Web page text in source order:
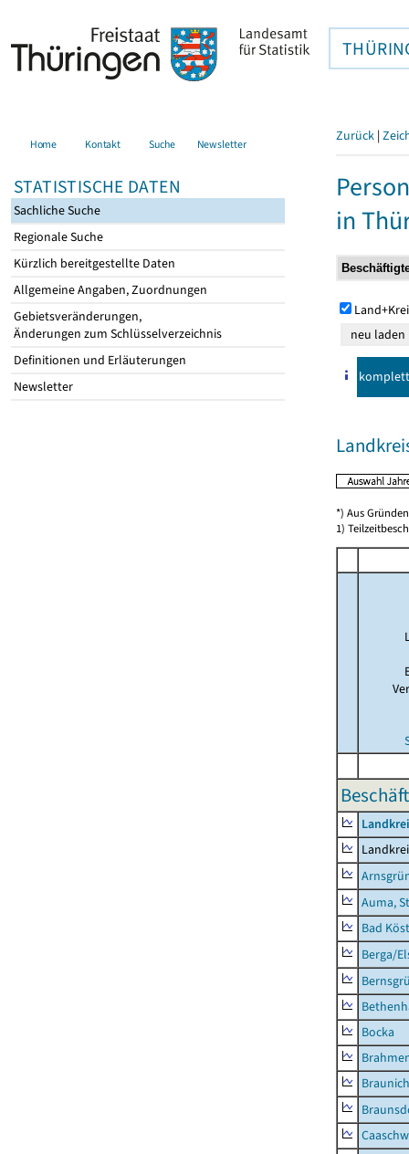
Home Kontakt Suche Newsletter
STATISTISCHE DATEN
Sachliche Suche
Regionale Suche
Kürzlich bereitgestellte Daten
Allgemeine Angaben, Zuordnungen
Gebietsveränderungen,
Änderungen zum Schlüsselverzeichnis
Definitionen und Erläuterungen
Newsletter
Zurück |
in
komplett
*) Aus
1)
Auma,
Bad
Berga/
Bocka